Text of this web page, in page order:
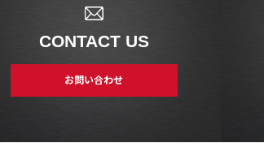
CONTACT US
お問い合わせ